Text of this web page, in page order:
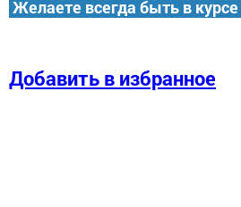
Желаете всегда быть в
Добавить в избранное